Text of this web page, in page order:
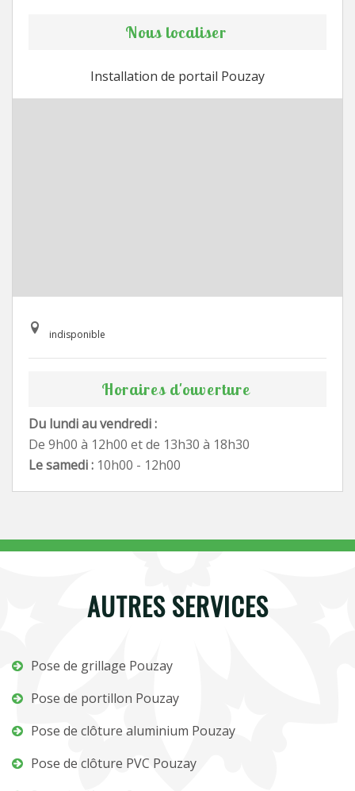
Nous localiser
Installation de portail Pouzay
indisponible
Horaires d'ouverture
Du lundi au vendredi :
De 9h00 à 12h00 et de 13h30 à 18h30
Le samedi : 10h00 - 12h00
AUTRES SERVICES
Pose de grillage Pouzay
Pose de portillon Pouzay
Pose de clôture aluminium Pouzay
Pose de clôture PVC Pouzay